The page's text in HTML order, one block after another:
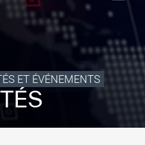
Médias
ET ÉVÉNEMENTS